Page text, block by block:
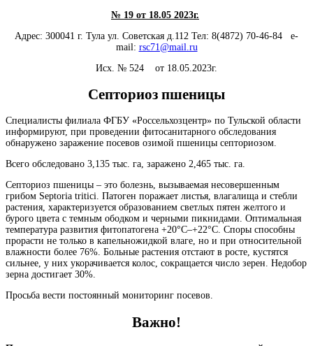
№ 19 от 18.05 2023г.
Адрес: 300041 г. Тула ул. Советская д.112 Тел: 8(4872) 70-46-84 e-
mail: rsc71@mail.ru
Исх. № 524 от 18.05.2023г.
Септориоз пшеницы
Специалисты филиала ФГБУ «Россельхозцентр» по Тульской области
информируют, при проведении фитосанитарного обследования
обнаружено заражение посевов озимой пшеницы септориозом.
Всего обследовано 3,135 тыс. га, заражено 2,465 тыс. га.
Септориоз пшеницы – это болезнь, вызываемая несовершенным
грибом Septoria tritici. Патоген поражает листья, влагалища и стебли
растения, характеризуется образованием светлых пятен желтого и
бурого цвета с темным ободком и черными пикнидами. Оптимальная
температура развития фитопатогена +20°C–+22°C. Споры способны
прорасти не только в капельножидкой влаге, но и при относительной
влажности более 76%. Больные растения отстают в росте, кустятся
сильнее, у них укорачивается колос, сокращается число зерен. Недобор
зерна достигает 30%.
Просьба вести постоянный мониторинг посевов.
Важно!